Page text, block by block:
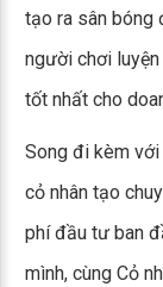
tạo ra sân bóng
người chơi
tốt nhất cho
Song đi kèm
cỏ nhân tạo
phí đầu tư ban
mình, cùng Cỏ